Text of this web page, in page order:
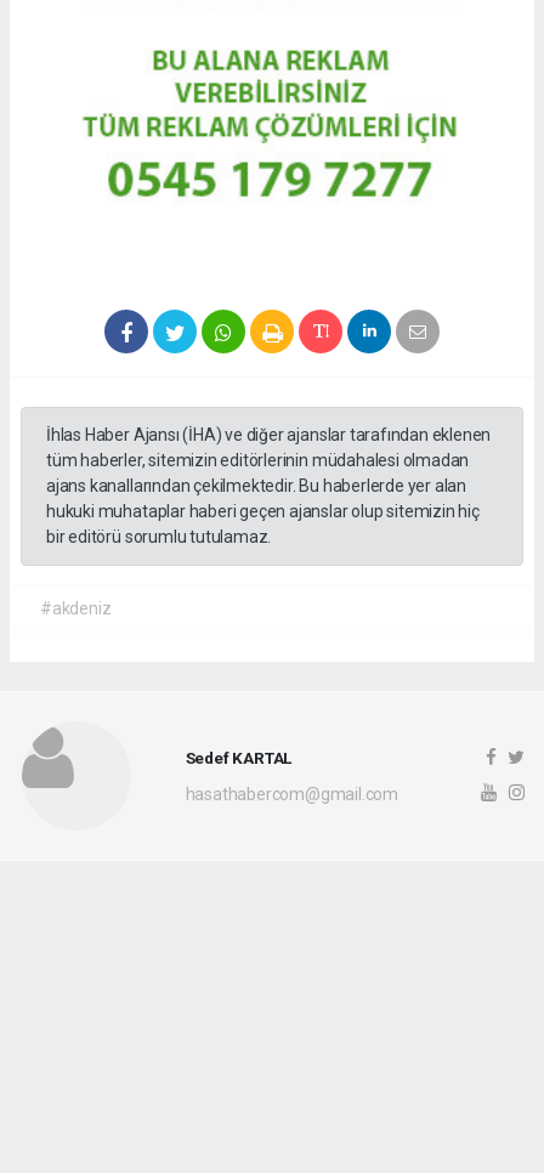
İhlas Haber Ajansı (İHA) ve diğer ajanslar tarafından eklenen
tüm haberler, sitemizin editörlerinin müdahalesi olmadan
ajans kanallarından çekilmektedir. Bu haberlerde yer alan
hukuki muhataplar haberi geçen ajanslar olup sitemizin hiç
bir editörü sorumlu tutulamaz.
#akdeniz
Sedef KARTAL
hasathabercom@gmail.com